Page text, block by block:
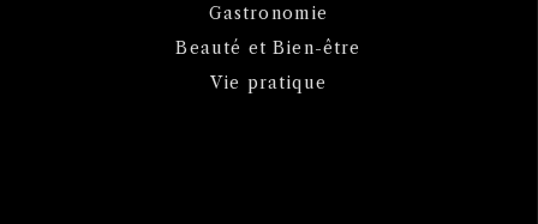
Gastronomie
Beauté et Bien-être
Vie pratique